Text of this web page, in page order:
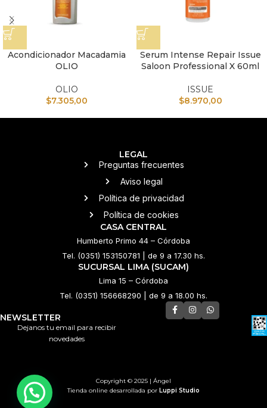
Acondicionador Macadamia
OLIO
OLIO
$7.305,00
Serum Intense Repair Issue
Saloon Professional X 60ml
ISSUE
$8.970,00
LEGAL
Preguntas frecuentes
Aviso legal
Política de privacidad
Política de cookies
CASA CENTRAL
Humberto Primo 44 – Córdoba
Tel. (0351) 153150781 | de 9 a 17.30 hs.
SUCURSAL LIMA (SUCAM)
Lima 15 – Córdoba
Tel. (0351) 156668290 | de 9 a 18.00 hs.
NEWSLETTER
Dejanos tu email para recibir
novedades
Tienda online desarrollada por Luppi Studio
Copyright © 2025 | Ángel